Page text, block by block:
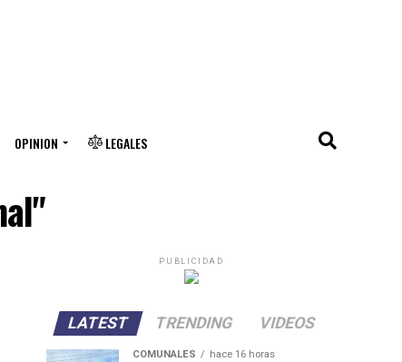
OPINION LEGALES
PUBLICIDAD
LATEST TRENDING VIDEOS
COMUNALES hace 16 horas